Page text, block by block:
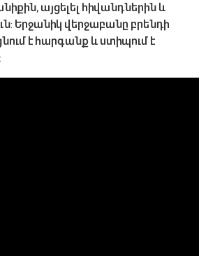
այցելել հիվանդներին և
Երջանիկ վերջաբանը բրենդի
է հարգանք և ստիպում է